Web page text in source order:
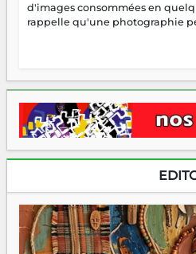
d'images consommées en
rappelle qu'une photographie